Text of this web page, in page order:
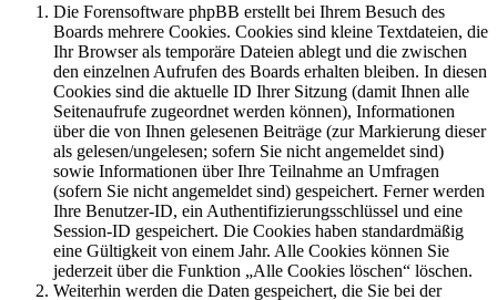
Die Forensoftware phpBB erstellt bei Ihrem Besuch des
Boards mehrere Cookies. Cookies sind kleine Textdateien, die
Ihr Browser als temporäre Dateien ablegt und die zwischen
den einzelnen Aufrufen des Boards erhalten bleiben. In diesen
Cookies sind die aktuelle ID Ihrer Sitzung (damit Ihnen alle
Seitenaufrufe zugeordnet werden können), Informationen
über die von Ihnen gelesenen Beiträge (zur Markierung dieser
als gelesen/ungelesen; sofern Sie nicht angemeldet sind)
sowie Informationen über Ihre Teilnahme an Umfragen
(sofern Sie nicht angemeldet sind) gespeichert. Ferner werden
Ihre Benutzer-ID, ein Authentifizierungsschlüssel und eine
Session-ID gespeichert. Die Cookies haben standardmäßig
eine Gültigkeit von einem Jahr. Alle Cookies können Sie
jederzeit über die Funktion „Alle Cookies löschen“ löschen.
Weiterhin werden die Daten gespeichert, die Sie bei der